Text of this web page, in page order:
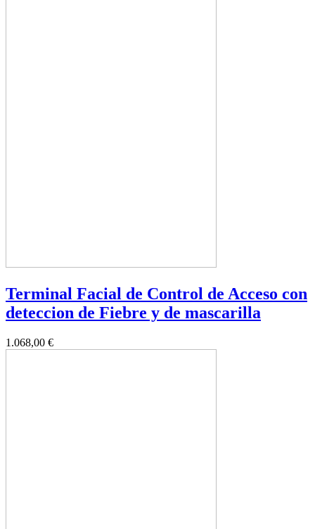
Terminal Facial de Control de Acceso con
deteccion de Fiebre y de mascarilla
1.068,00 €